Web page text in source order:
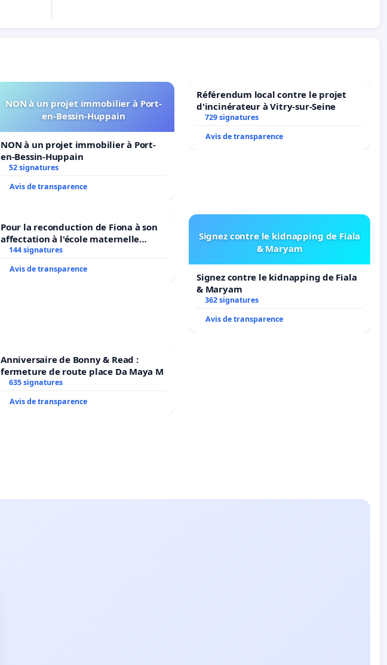
NON à un projet immobilier à Port-
en-Bessin-Huppain
NON à un projet immobilier à Port-
en-Bessin-Huppain
52 signatures
Avis de transparence
Référendum local contre le projet
d'incinérateur à Vitry-sur-Seine
729 signatures
Avis de transparence
Pour la reconduction de Fiona à son
affectation à l'école maternelle
LAMARTINE auprès de Léo N. en
2026/2027
144 signatures
Avis de transparence
Signez contre le kidnapping de Fiala
& Maryam
Signez contre le kidnapping de Fiala
& Maryam
362 signatures
Avis de transparence
Anniversaire de Bonny & Read :
fermeture de route place Da Maya M
635 signatures
Avis de transparence